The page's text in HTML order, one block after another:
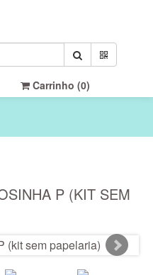
Carrinho (0)
P (KIT SEM